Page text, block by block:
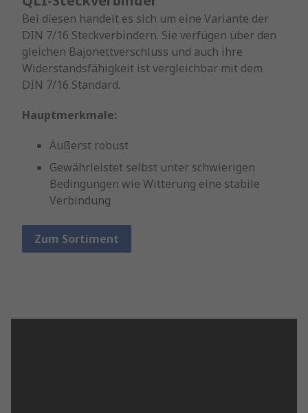
Bei diesen handelt es sich um eine Variante der
DIN 7/16 Steckverbindern. Sie verfügen über den
gleichen Bajonettverschluss und auch ihre
Widerstandsfähigkeit ist vergleichbar mit dem
DIN 7/16 Standard.
Hauptmerkmale:
Äußerst robust
Gewährleistet selbst unter schwierigen
Bedingungen wie Witterung eine stabile
Verbindung
Zum Sortiment